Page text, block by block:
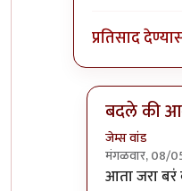
प्रतिसाद
बदले की
जेम्स वांड
मंगळवार, 08/
In reply to
आता जरा बरं